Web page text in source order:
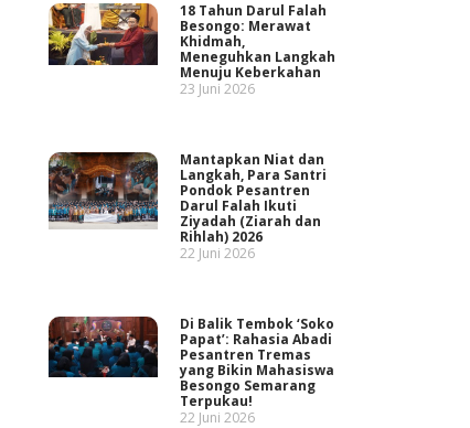
18 Tahun Darul Falah
Besongo: Merawat
Khidmah,
Meneguhkan Langkah
Menuju Keberkahan
23 Juni 2026
Mantapkan Niat dan
Langkah, Para Santri
Pondok Pesantren
Darul Falah Ikuti
Ziyadah (Ziarah dan
Rihlah) 2026
22 Juni 2026
Di Balik Tembok ‘Soko
Papat’: Rahasia Abadi
Pesantren Tremas
yang Bikin Mahasiswa
Besongo Semarang
Terpukau!
22 Juni 2026